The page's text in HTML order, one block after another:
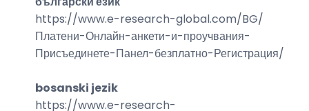
https://www.e-research-global.com/BG/
Платени-Онлайн-анкети-и-проучвания-
Присъединете-Панел-безплатно-Регистрация/
bosanski jezik
https://www.e-research-